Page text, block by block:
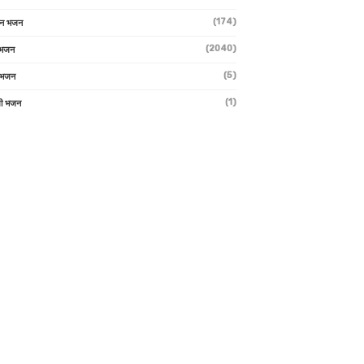
भजन (174)
भजन (2040)
भजन (5)
भजन (1)